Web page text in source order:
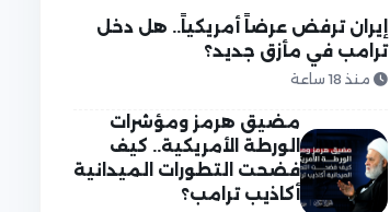
إيران ترفض عرضاً أمريكياً.. هل دخل
ترامب في مأزق جديد؟
منذ 18 ساعة
مضيق هرمز ومؤشرات
الورطة الأمريكية.. كيف
فضحت التطورات الميدانية
أكاذيب ترامب؟